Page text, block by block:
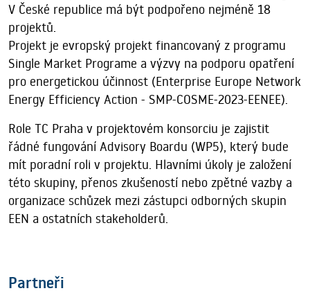
V České republice má být podpořeno nejméně 18
projektů.
Projekt je evropský projekt financovaný z programu
Single Market Programe a výzvy na podporu opatření
pro energetickou účinnost (Enterprise Europe Network
Energy Efficiency Action - SMP-COSME-2023-EENEE).
Role TC Praha v projektovém konsorciu je zajistit
řádné fungování Advisory Boardu (WP5), který bude
mít poradní roli v projektu. Hlavními úkoly je založení
této skupiny, přenos zkušeností nebo zpětné vazby a
organizace schůzek mezi zástupci odborných skupin
EEN a ostatních stakeholderů.
Partneři